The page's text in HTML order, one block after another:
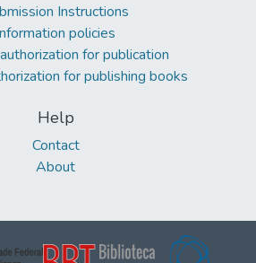
Instructions
policies
for publication
for publishing books
Help
Contact
About